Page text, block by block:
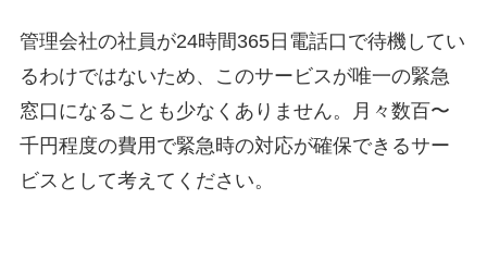
管理会社の社員が24時間365日電話口で待機してい
るわけではないため、このサービスが唯一の緊急
窓口になることも少なくありません。月々数百〜
千円程度の費用で緊急時の対応が確保できるサー
ビスとして考えてください。